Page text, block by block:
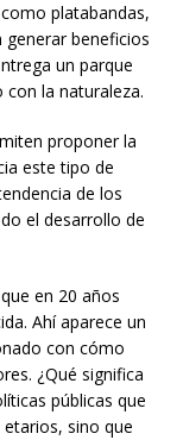
platabandas,
beneficios
un parque
la naturaleza.
proponer la
este tipo de
de los
el desarrollo de
en 20 años
Ahí aparece un
con cómo
¿Qué significa
públicas que
sino que